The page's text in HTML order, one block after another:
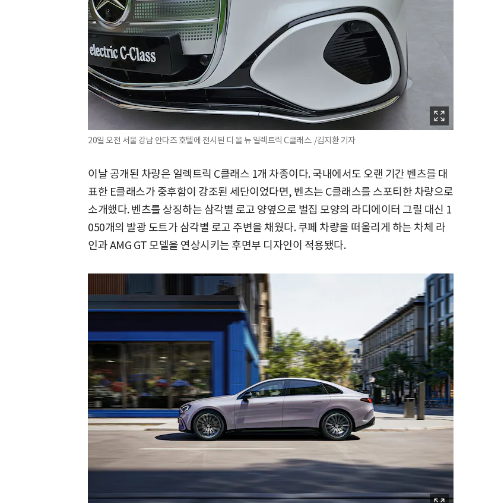
20일 오전 서울 강남 안다즈 호텔에 전시된 디 올 뉴 일렉트릭 C클래스. /김지환 기자
이날 공개된 차량은 일렉트릭 C클래스 1개 차종이다. 국내에서도 오랜 기간 벤츠를 대
표한 E클래스가 중후함이 강조된 세단이었다면, 벤츠는 C클래스를 스포티한 차량으로
소개했다. 벤츠를 상징하는 삼각별 로고 양옆으로 벌집 모양의 라디에이터 그릴 대신 1
050개의 발광 도트가 삼각별 로고 주변을 채웠다. 쿠페 차량을 떠올리게 하는 차체 라
인과 AMG GT 모델을 연상시키는 후면부 디자인이 적용됐다.